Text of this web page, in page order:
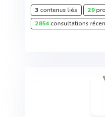
3 contenus liés 29
2854consultations